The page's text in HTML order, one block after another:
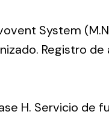
System
Registro
H. Servicio de